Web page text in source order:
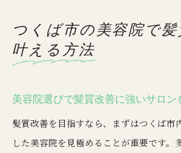
つくば市の美容院で
叶える方法
美容院選びで髪質改善に強いサロン
髪質改善を目指すなら、まずはつくば市
した美容院を見極めることが重要です。